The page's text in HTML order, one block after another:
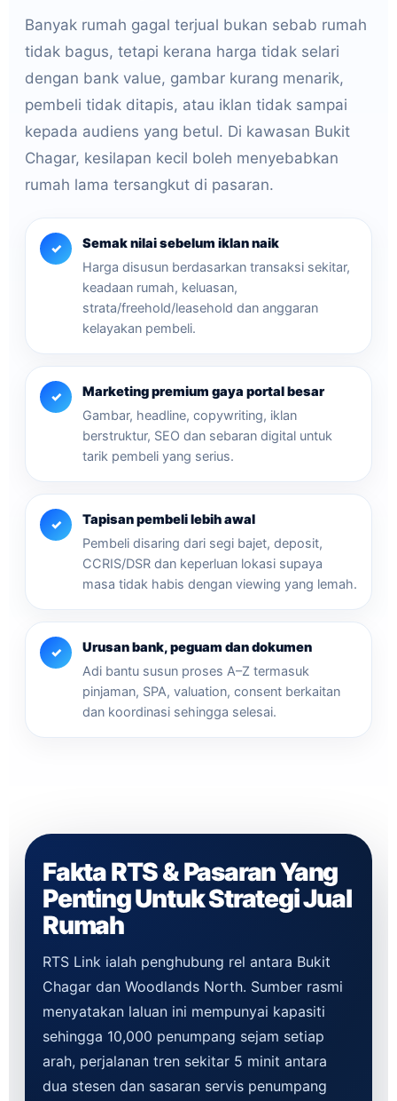
Banyak rumah gagal terjual bukan sebab rumah
tidak bagus, tetapi kerana harga tidak selari
dengan bank value, gambar kurang menarik,
pembeli tidak ditapis, atau iklan tidak sampai
kepada audiens yang betul. Di kawasan Bukit
Chagar, kesilapan kecil boleh menyebabkan
rumah lama tersangkut di pasaran.
✓
Semak nilai sebelum iklan naik
Harga disusun berdasarkan transaksi sekitar,
keadaan rumah, keluasan,
strata/freehold/leasehold dan anggaran
kelayakan pembeli.
✓
Marketing premium gaya portal besar
Gambar, headline, copywriting, iklan
berstruktur, SEO dan sebaran digital untuk
tarik pembeli yang serius.
✓
Tapisan pembeli lebih awal
Pembeli disaring dari segi bajet, deposit,
CCRIS/DSR dan keperluan lokasi supaya
masa tidak habis dengan viewing yang lemah.
✓
Urusan bank, peguam dan dokumen
Adi bantu susun proses A–Z termasuk
pinjaman, SPA, valuation, consent berkaitan
dan koordinasi sehingga selesai.
Fakta RTS & Pasaran Yang
Penting Untuk Strategi Jual
Rumah
RTS Link ialah penghubung rel antara Bukit
Chagar dan Woodlands North. Sumber rasmi
menyatakan laluan ini mempunyai kapasiti
sehingga 10,000 penumpang sejam setiap
arah, perjalanan tren sekitar 5 minit antara
dua stesen dan sasaran servis penumpang